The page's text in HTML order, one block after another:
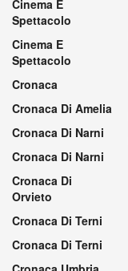
Cinema E
Spettacolo
Cinema E
Spettacolo
Cronaca
Cronaca Di Amelia
Cronaca Di Narni
Cronaca Di Narni
Cronaca Di
Orvieto
Cronaca Di Terni
Cronaca Di Terni